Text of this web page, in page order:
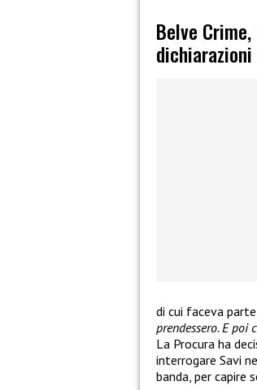
Belve
di cui faceva
prendessero. E poi
La Procura ha
interrogare Savi
banda, per capire